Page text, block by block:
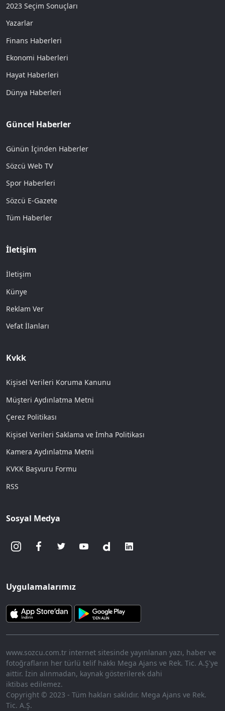
2023 Seçim Sonuçları
Yazarlar
Finans Haberleri
Ekonomi Haberleri
Hayat Haberleri
Dünya Haberleri
Güncel Haberler
Günün İçinden Haberler
Sözcü Web TV
Spor Haberleri
Sözcü E-Gazete
Tüm Haberler
İletişim
İletişim
Künye
Reklam Ver
Vefat İlanları
Kvkk
Kişisel Verileri Koruma Kanunu
Müşteri Aydınlatma Metni
Çerez Politikası
Kişisel Verileri Saklama ve İmha Politikası
Kamera Aydınlatma Metni
KVKK Başvuru Formu
RSS
Sosyal Medya
Uygulamalarımız
www.sozcu.com.tr internet sitesinde yayınlanan yazı, haber ve
fotoğrafların her türlü telif hakkı Mega Ajans ve Rek. Tic. A.Ş'ye
aittir. İzin alınmadan, kaynak gösterilerek dahi
iktibas edilemez.
Copyright © 2023 - Tüm hakları saklıdır. Mega Ajans ve Rek.
Tic. A.Ş.